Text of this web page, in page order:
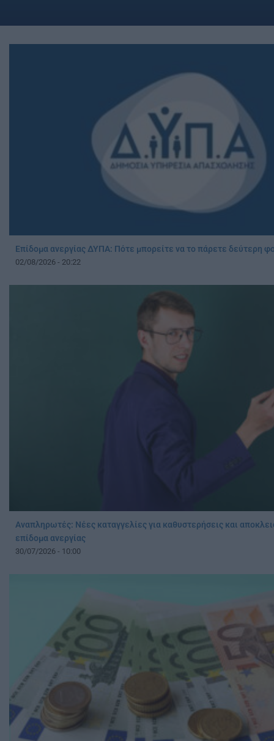
Επίδομα ανεργίας ΔΥΠΑ: Πότε μπορείτε να το πάρετε δεύτερη
02/08/2026 - 20:22
Αναπληρωτές: Νέες καταγγελίες για καθυστερήσεις και
επίδομα ανεργίας
30/07/2026 - 10:00